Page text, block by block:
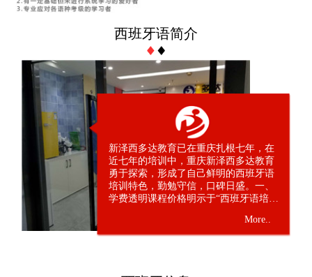
西班牙语简介
新泽西多达教育已在重庆扎根七年，在
近七年的培训中，重庆新泽西多达教育
勇于探索，形成了自己鲜明的西班牙语
培训特色，勤勉守信，口碑日盛。一、
学费透明课程价格明示于“西班牙语培训
价格战，保障每位消费者的公平，小班
授课，讲究教学实际。二、承诺守信提
者的利益。三、学有所长不以初级为所
More..